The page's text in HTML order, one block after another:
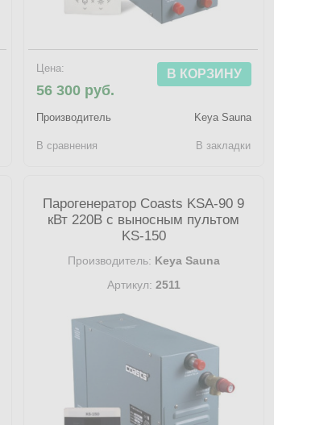
Цена:
56 300 руб.
В КОРЗИНУ
Производитель Keya Sauna
В сравнения В закладки
Парогенератор Coasts KSA-90 9
кВт 220В с выносным пультом
KS-150
Производитель: Keya Sauna
Артикул: 2511